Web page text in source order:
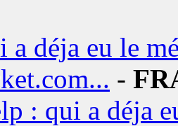
a déja eu le
-
: qui a déja